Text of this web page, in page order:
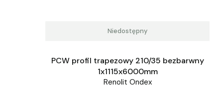
Niedostępny
PCW profil trapezowy 210/35 bezbarwny
1x1115x6000mm
Renolit Ondex